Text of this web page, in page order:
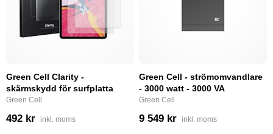
Green Cell Clarity -
skärmskydd för surfplatta
Green Cell
492 kr inkl. moms
Green Cell - strömomvandlare
- 3000 watt - 3000 VA
Green Cell
9 549 kr inkl. moms